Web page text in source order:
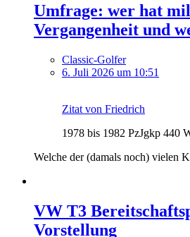
Umfrage: wer hat
Vergangenheit und
Classic-Golfer
6. Juli 2026 um 10:51
Zitat von Friedrich
1978 bis 1982 PzJgkp 440
Welche der (damals noch) vielen
VW T3
Vorstellung